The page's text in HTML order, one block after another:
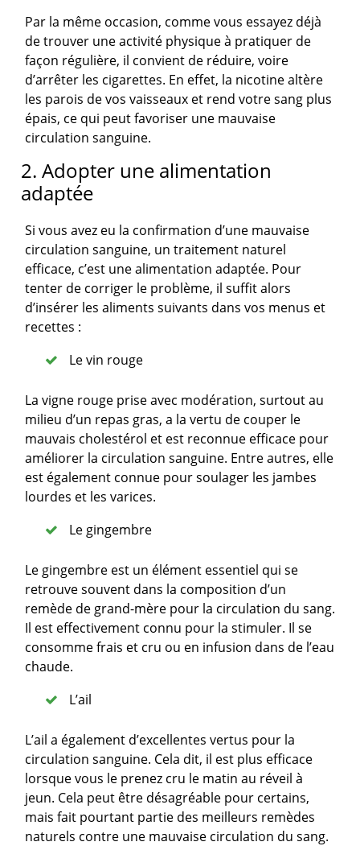
Par la même occasion, comme vous essayez déjà
de trouver une activité physique à pratiquer de
façon régulière, il convient de réduire, voire
d’arrêter les cigarettes. En effet, la nicotine altère
les parois de vos vaisseaux et rend votre sang plus
épais, ce qui peut favoriser une mauvaise
circulation sanguine.
2. Adopter une alimentation
adaptée
Si vous avez eu la confirmation d’une mauvaise
circulation sanguine, un traitement naturel
efficace, c’est une alimentation adaptée. Pour
tenter de corriger le problème, il suffit alors
d’insérer les aliments suivants dans vos menus et
recettes :
Le vin rouge
La vigne rouge prise avec modération, surtout au
milieu d’un repas gras, a la vertu de couper le
mauvais cholestérol et est reconnue efficace pour
améliorer la circulation sanguine. Entre autres, elle
est également connue pour soulager les jambes
lourdes et les varices.
Le gingembre
Le gingembre est un élément essentiel qui se
retrouve souvent dans la composition d’un
remède de grand-mère pour la circulation du sang.
Il est effectivement connu pour la stimuler. Il se
consomme frais et cru ou en infusion dans de l’eau
chaude.
L’ail
L’ail a également d’excellentes vertus pour la
circulation sanguine. Cela dit, il est plus efficace
lorsque vous le prenez cru le matin au réveil à
jeun. Cela peut être désagréable pour certains,
mais fait pourtant partie des meilleurs remèdes
naturels contre une mauvaise circulation du sang.